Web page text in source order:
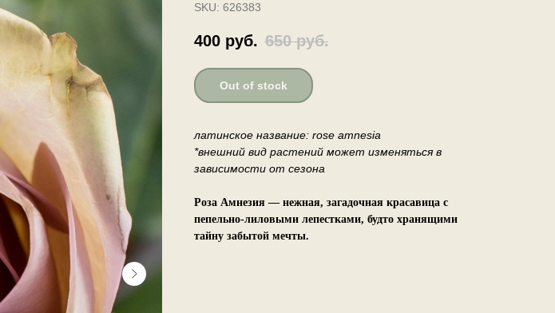
SKU: 626383
400 руб. 650 руб.
Out of stock
латинское название: rose amnesia
*внешний вид растений может изменяться в
зависимости от сезона
Роза Амнезия — нежная, загадочная красавица с
пепельно-лиловыми лепестками, будто хранящими
тайну забытой мечты.